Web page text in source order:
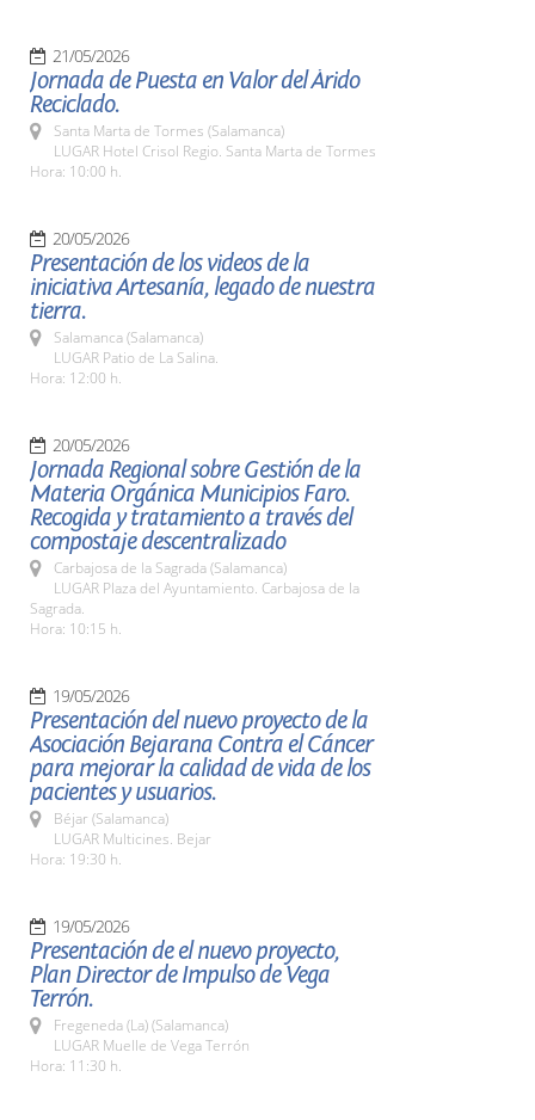
21/05/2026
Jornada de Puesta en Valor del Árido
Reciclado.
Santa Marta de Tormes (Salamanca)
LUGAR Hotel Crisol Regio. Santa Marta de Tormes
Hora: 10:00 h.
20/05/2026
Presentación de los videos de la
iniciativa Artesanía, legado de nuestra
tierra.
Salamanca (Salamanca)
LUGAR Patio de La Salina.
Hora: 12:00 h.
20/05/2026
Jornada Regional sobre Gestión de la
Materia Orgánica Municipios Faro.
Recogida y tratamiento a través del
compostaje descentralizado
Carbajosa de la Sagrada (Salamanca)
LUGAR Plaza del Ayuntamiento. Carbajosa de la
Sagrada.
Hora: 10:15 h.
19/05/2026
Presentación del nuevo proyecto de la
Asociación Bejarana Contra el Cáncer
para mejorar la calidad de vida de los
pacientes y usuarios.
Béjar (Salamanca)
LUGAR Multicines. Bejar
Hora: 19:30 h.
19/05/2026
Presentación de el nuevo proyecto,
Plan Director de Impulso de Vega
Terrón.
Fregeneda (La) (Salamanca)
LUGAR Muelle de Vega Terrón
Hora: 11:30 h.